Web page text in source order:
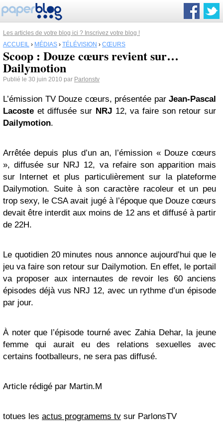
Les articles de votre blog ici ? Inscrivez votre blog !
ACCUEIL › MÉDIAS › TÉLÉVISION › CŒURS
Scoop : Douze cœurs revient sur…
Dailymotion
Publié le 30 juin 2010 par Parlonstv
L’émission TV Douze cœurs, présentée par Jean-Pascal
Lacoste et diffusée sur NRJ12, va faire son retour sur
Dailymotion.
Arrêtée depuis plus d’un an, l’émission « Douze cœurs
», diffusée sur NRJ 12, va refaire son apparition mais
sur Internet et plus particulièrement sur la plateforme
Dailymotion. Suite à son caractère racoleur et un peu
trop sexy, le CSA avait jugé à l’époque que Douze cœurs
devait être interdit aux moins de 12 ans et diffusé à partir
de 22H.
Le quotidien 20 minutes nous annonce aujourd’hui que le
jeu va faire son retour sur Dailymotion. En effet, le portail
va proposer aux internautes de revoir les 60 anciens
épisodes déjà vus NRJ 12, avec un rythme d’un épisode
par jour.
À noter que l’épisode tourné avec Zahia Dehar, la jeune
femme qui aurait eu des relations sexuelles avec
certains footballeurs, ne sera pas diffusé.
Article rédigé par Martin.M
totues les actus programems tv sur ParlonsTV